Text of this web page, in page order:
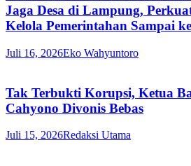
Jaga Desa di Lampung,
Kelola Pemerintahan Sampai
Juli 16, 2026Eko Wahyuntoro
Tak Terbukti Korupsi, Ketua
Cahyono Divonis Bebas
Juli 15, 2026Redaksi Utama